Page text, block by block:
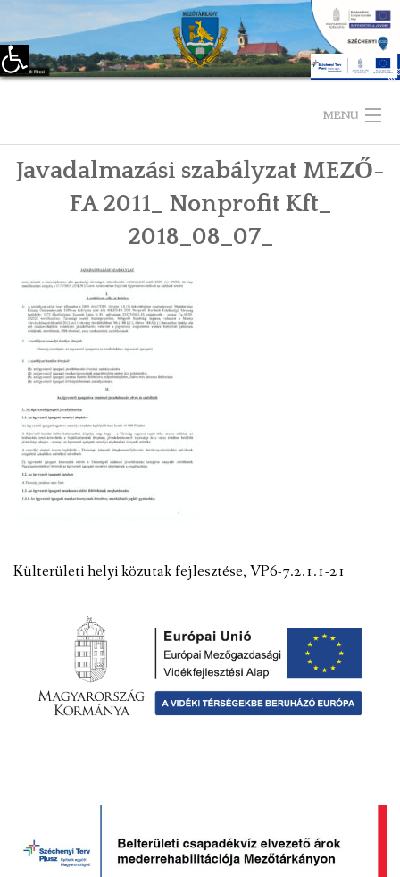
Eszköztár megnyitása
MENU
KEZDŐLAP
KAPCSOLAT
ÖNKORMÁNYZAT
KÉPVISELŐ-TESTÜLET
VÁLASZTÁSI INFORMÁCIÓK
NEMZETISÉGI ÖNKORMÁNYZAT
ÓVODA ÉS MINI BÖLCSŐDE
Javadalmazási szabályzat MEZŐ-
FA 2011_ Nonprofit Kft_
2018_08_07_
Külterületi helyi közutak fejlesztése, VP6-7.2.1.1-21